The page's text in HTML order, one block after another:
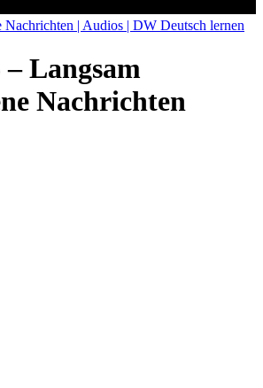
Nachrichten | Audios | DW Deutsch lernen
– Langsam
Nachrichten